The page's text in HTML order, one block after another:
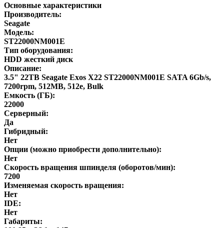
Основные характеристики
Производитель:
Seagate
Модель:
ST22000NM001E
Тип оборудования:
HDD жесткий диск
Описание:
3.5" 22TB Seagate Exos X22 ST22000NM001E SATA 6Gb/s,
7200rpm, 512MB, 512e, Bulk
Емкость (ГБ):
22000
Серверный:
Да
Гибридный:
Нет
Опции (можно приобрести дополнительно):
Нет
Скорость вращения шпинделя (оборотов/мин):
7200
Изменяемая скорость вращения:
Нет
IDE:
Нет
Габариты: